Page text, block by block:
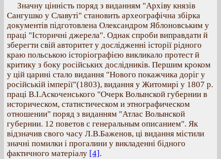
Значну цінність поряд з виданням "Архіву князів
Сангушко у Славуті" становить археографічна збірка
документів підготовлена Олександром Яблоновським у
праці "Історичні джерела". Однак спроби виправдати й
зберегти свій авторитет у дослідженні історії рідного
краю польською історіографією викликало протест й
критику з боку російських дослідників. Першим кроком
у цій царині стало видання "Нового покажчика доріг у
російській імперії"(1803), видання у Житомирі у 1807 р.
праці В.І.Аскоченського "Очерк Волынской губернии в
историческом, статистическом и этнографическом
отношении" поряд з виданням "Атлас Волынской
губернии. 12 поветов с генеральным описанием". Як
відзначив свого часу Л.В.Баженов, ці видання містили
значні помилки і прогалини у викладенні бідного
фактичного матеріалу [4].